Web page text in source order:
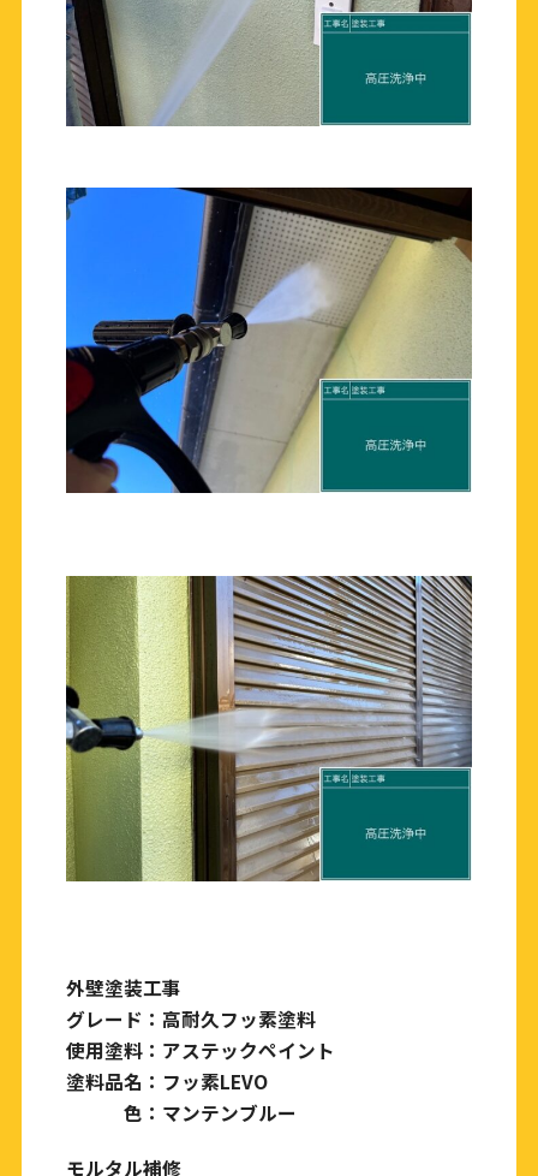
外壁塗装工事
グレード：高耐久フッ素塗料
使用塗料：アステックペイント
塗料品名：フッ素LEVO
色：マンテンブルー
モルタル補修